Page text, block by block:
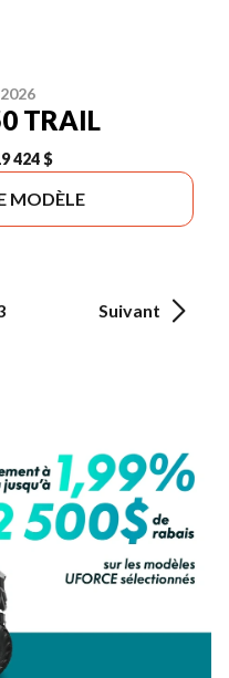
TRAIL
424 $
MODÈLE
Suivant